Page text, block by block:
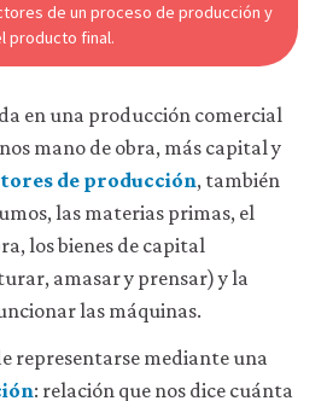
de un proceso de producción y
producto final.
en una producción comercial
mano de obra, más capital y
de producción, también
las materias primas, el
los bienes de capital
amasar y prensar) y la
las máquinas.
representarse mediante una
: relación que nos dice cuánta